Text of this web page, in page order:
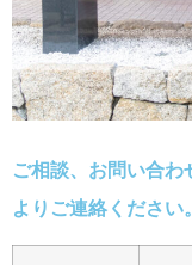
ご相談、お問い合
よりご連絡ください。